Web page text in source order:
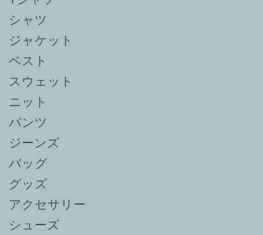
シャツ
ジャケット
ベスト
スウェット
ニット
パンツ
ジーンズ
バッグ
グッズ
アクセサリー
シューズ